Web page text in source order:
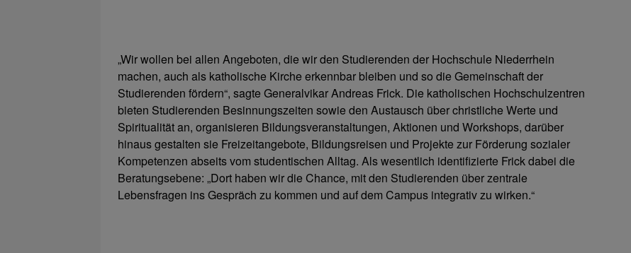
„Wir wollen bei allen Angeboten, die wir den Studierenden der Hochschule Niederrhein
machen, auch als katholische Kirche erkennbar bleiben und so die Gemeinschaft der
Studierenden fördern“, sagte Generalvikar Andreas Frick. Die katholischen Hochschulzentren
bieten Studierenden Besinnungszeiten sowie den Austausch über christliche Werte und
Spiritualität an, organisieren Bildungsveranstaltungen, Aktionen und Workshops, darüber
hinaus gestalten sie Freizeitangebote, Bildungsreisen und Projekte zur Förderung sozialer
Kompetenzen abseits vom studentischen Alltag. Als wesentlich identifizierte Frick dabei die
Beratungsebene: „Dort haben wir die Chance, mit den Studierenden über zentrale
Lebensfragen ins Gespräch zu kommen und auf dem Campus integrativ zu wirken.“